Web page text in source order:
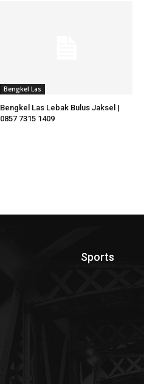
Bengkel Las
Bengkel Las Lebak Bulus Jaksel |
0857 7315 1409
Sports